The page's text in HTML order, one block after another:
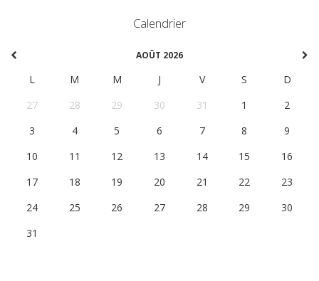
Calendrier
AOÛT 2026
L M M J V S
D
27
28 29 30 31 1
2
3
4 5 6 7 8
9
10
11 12 13 14 15
16
17
18 19 20 21 22
23
24
25 26 27 28 29
30
31